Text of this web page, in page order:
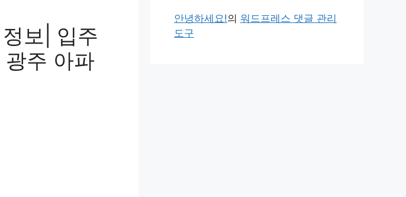
보| 입주
주 아파
안녕하세요!의 워드프레스 댓글 관리
도구